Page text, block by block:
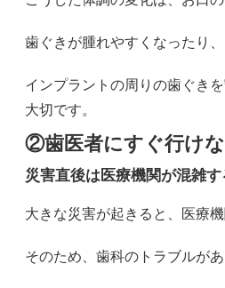
歯ぐきが腫れやすくなったり
インプラントの周りの歯ぐき
大切です。
②歯医者にすぐ行け
災害直後は医療機関が混雑す
大きな災害が起きると、医療
そのため、歯科のトラブルが